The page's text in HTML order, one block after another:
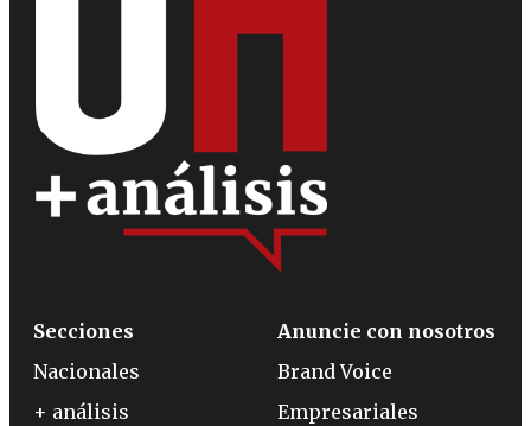
Secciones
Nacionales
+ análisis
Anuncie con nosotros
Brand Voice
Empresariales